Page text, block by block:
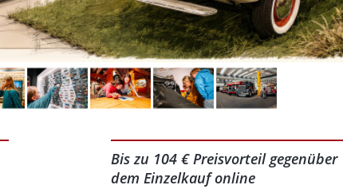
Bis zu 104 € Preisvorteil gegenüber
dem Einzelkauf online